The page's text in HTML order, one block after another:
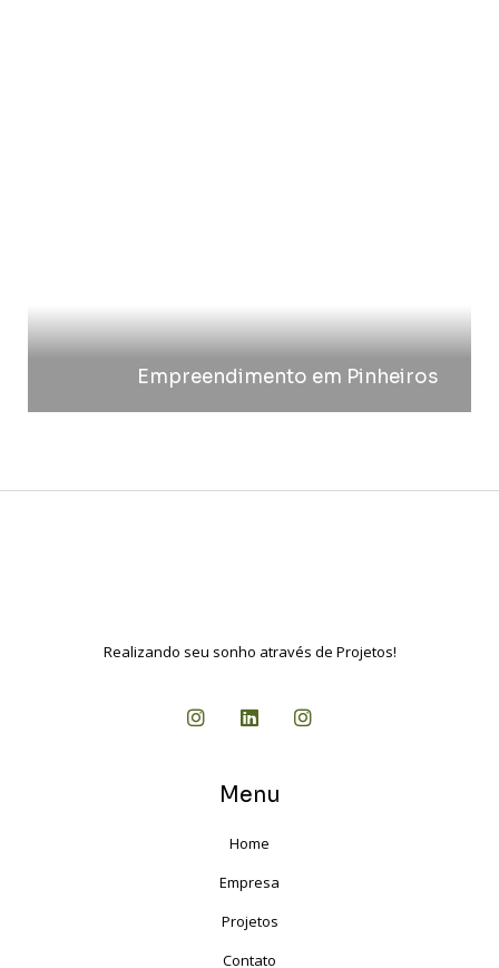
Empreendimento em Pinheiros
Realizando seu sonho através de Projetos!
Menu
Home
Empresa
Projetos
Contato